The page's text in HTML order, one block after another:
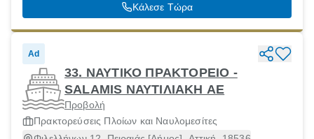
Κάλεσε Τώρα
Ad
33. ΝΑΥΤΙΚΟ ΠΡΑΚΤΟΡΕΙΟ -
SALAMIS ΝΑΥΤΙΛΙΑΚΗ ΑΕ
Προβολή
Πρακτορεύσεις Πλοίων και Ναυλομεσίτες